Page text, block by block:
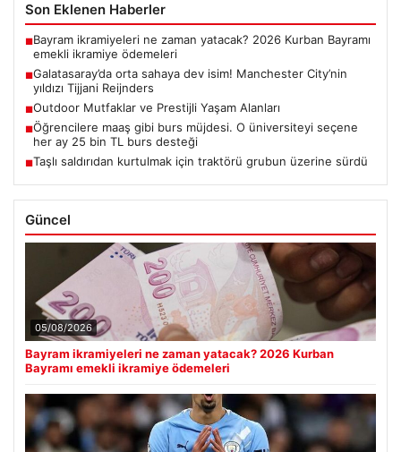
Son Eklenen Haberler
■Bayram ikramiyeleri ne zaman yatacak? 2026 Kurban Bayramı
emekli ikramiye ödemeleri
■Galatasaray’da orta sahaya dev isim! Manchester City’nin
yıldızı Tijjani Reijnders
■Outdoor Mutfaklar ve Prestijli Yaşam Alanları
■Öğrencilere maaş gibi burs müjdesi. O üniversiteyi seçene
her ay 25 bin TL burs desteği
■Taşlı saldırıdan kurtulmak için traktörü grubun üzerine sürdü
Güncel
05/08/2026
Bayram ikramiyeleri ne zaman yatacak? 2026 Kurban
Bayramı emekli ikramiye ödemeleri